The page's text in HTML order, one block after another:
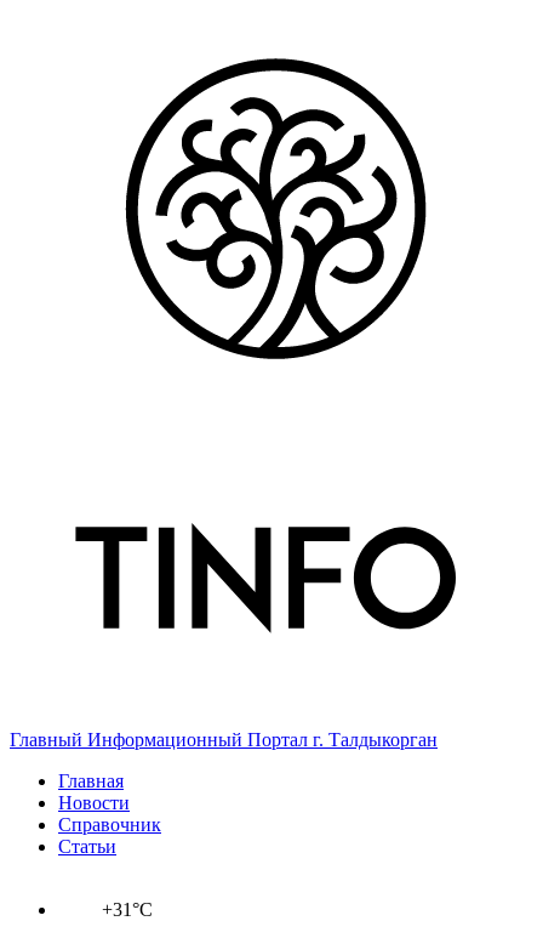
Главный Информационный Портал г. Талдыкорган
Главная
Новости
Справочник
Статьи
+31°C